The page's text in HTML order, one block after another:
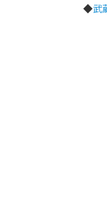
◆武